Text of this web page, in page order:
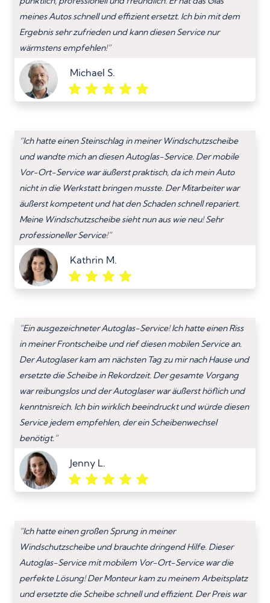
meines Autos schnell und effizient ersetzt. Ich bin mit dem
Ergebnis sehr zufrieden und kann diesen Service nur
wärmstens empfehlen!”
Michael S.
“Ich hatte einen Steinschlag in meiner Windschutzscheibe
und wandte mich an diesen Autoglas-Service. Der mobile
Vor-Ort-Service war äußerst praktisch, da ich mein Auto
nicht in die Werkstatt bringen musste. Der Mitarbeiter war
äußerst kompetent und hat den Schaden schnell repariert.
Meine Windschutzscheibe sieht nun aus wie neu! Sehr
professioneller Service!”
Kathrin M.
“Ein ausgezeichneter Autoglas-Service! Ich hatte einen Riss
in meiner Frontscheibe und rief diesen mobilen Service an.
Der Autoglaser kam am nächsten Tag zu mir nach Hause und
ersetzte die Scheibe in Rekordzeit. Der gesamte Vorgang
war reibungslos und der Autoglaser war äußerst höflich und
kenntnisreich. Ich bin wirklich beeindruckt und würde diesen
Service jedem empfehlen, der ein Scheibenwechsel
benötigt.”
Jenny L.
“Ich hatte einen großen Sprung in meiner
Windschutzscheibe und brauchte dringend Hilfe. Dieser
Autoglas-Service mit mobilem Vor-Ort-Service war die
perfekte Lösung! Der Monteur kam zu meinem Arbeitsplatz
und ersetzte die Scheibe schnell und effizient. Der Preis war